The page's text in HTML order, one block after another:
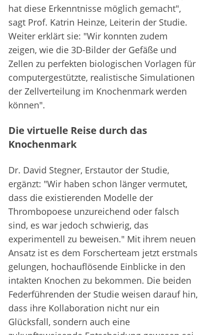
hat diese Erkenntnisse möglich gemacht",
sagt Prof. Katrin Heinze, Leiterin der Studie.
Weiter erklärt sie: "Wir konnten zudem
zeigen, wie die 3D-Bilder der Gefäße und
Zellen zu perfekten biologischen Vorlagen für
computergestützte, realistische Simulationen
der Zellverteilung im Knochenmark werden
können".
Die virtuelle Reise durch das
Knochenmark
Dr. David Stegner, Erstautor der Studie,
ergänzt: "Wir haben schon länger vermutet,
dass die existierenden Modelle der
Thrombopoese unzureichend oder falsch
sind, es war jedoch schwierig, das
experimentell zu beweisen." Mit ihrem neuen
Ansatz ist es dem Forscherteam jetzt erstmals
gelungen, hochauflösende Einblicke in den
intakten Knochen zu bekommen. Die beiden
Federführenden der Studie weisen darauf hin,
dass ihre Kollaboration nicht nur ein
Glücksfall, sondern auch eine